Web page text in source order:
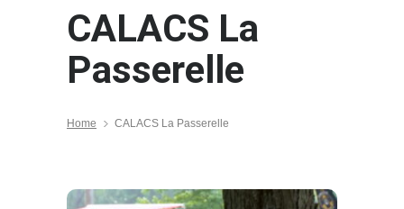
CALACS La
Passerelle
Home CALACS La Passerelle